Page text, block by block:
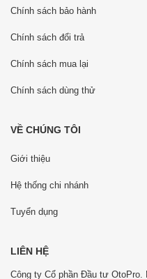
Chính sách bảo hành
Chính sách đổi trả
Chính sách mua lại
Chính sách dùng thử
VỀ CHÚNG TÔI
Giới thiệu
Hệ thống chi nhánh
Tuyển dụng
LIÊN HỆ
Công ty Cổ phần Đầu tư OtoPro.